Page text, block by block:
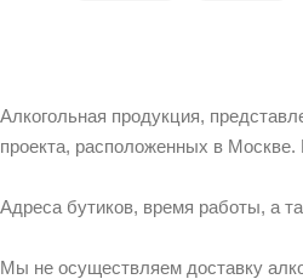
Алкогольная продукция,
проекта, расположенных в Москве.
Адреса бутиков, время работы, а
Мы не осуществляем доставку